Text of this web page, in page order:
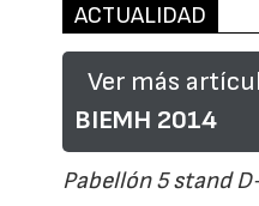
ACTUALIDAD
Ver más
BIEMH 2014
Pabellón 5 stand